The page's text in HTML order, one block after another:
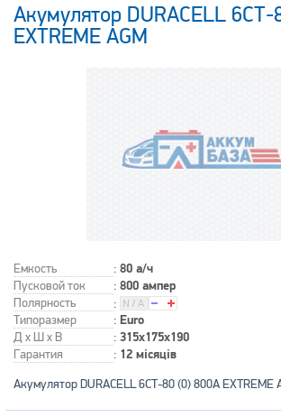
Акумулятор DURACELL
EXTREME AGM
Емкость : 80 а/ч
Пусковой ток : 800 ампер
Полярность
:
Типоразмер
: Euro
Д x Ш x В : 315x175x190
Гарантия : 12 місяців
Акумулятор DURACELL 6СТ-80 (0) 800А EXTREME